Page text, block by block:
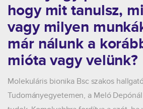
hogy mit tanulsz,
vagy milyen
már nálunk a
mióta vagy velünk?
Molekuláris bionika Bsc szakos
Tudományegyetemen, a Meló